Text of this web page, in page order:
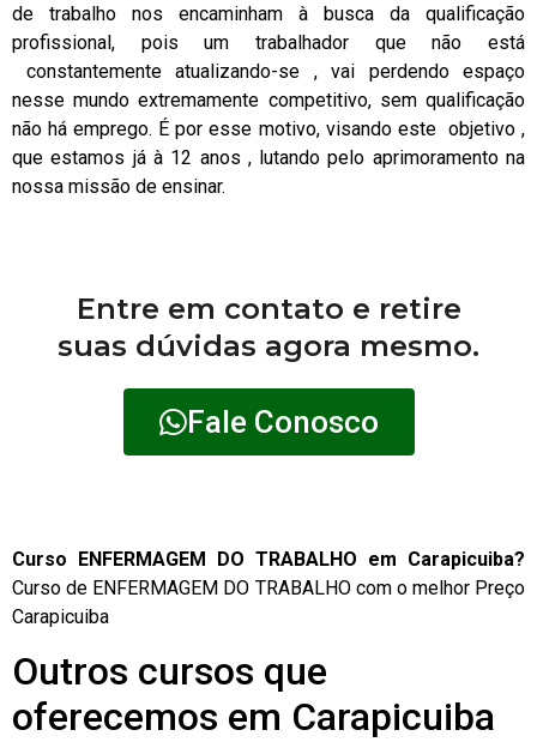
de trabalho nos encaminham à busca da qualificação
profissional, pois um trabalhador que não está
constantemente atualizando-se , vai perdendo espaço
nesse mundo extremamente competitivo, sem qualificação
não há emprego. É por esse motivo, visando este objetivo ,
que estamos já à 12 anos , lutando pelo aprimoramento na
nossa missão de ensinar.
Entre em contato e retire
suas dúvidas agora mesmo.
Fale Conosco
Curso ENFERMAGEM DO TRABALHO em Carapicuiba?
Curso de ENFERMAGEM DO TRABALHO com o melhor Preço
Carapicuiba
Outros cursos que
oferecemos em Carapicuiba